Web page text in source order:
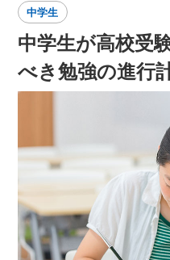
中学生
中学生が高校受
べき勉強の進行